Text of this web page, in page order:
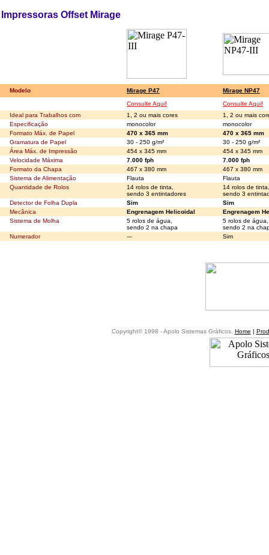
Impressoras Offset Mirage
Modelo Mirage P47
Mirage NP47
Consulte Aqui!
Consulte Aqui!
Ideal para Trabalhos com
1, 2 ou mais cores
1, 2 ou mais
Especificação
monocolor
monocolor
Formato Máx. de Papel
470 x 365 mm
470 x 365 mm
Gramatura de Papel
30 - 250 g/m²
30 - 250 g/m²
Área Máx. de Impressão
454 x 345 mm
454 x 345 mm
Velocidade Máxima
7.000 fph
7.000 fph
Formato da Chapa
467 x 380 mm
467 x 380 mm
Sistema de Alimentação
Flauta
Flauta
Quantidade de Rolos
14 rolos de tinta,
sendo 3 entintadores
14 rolos de tinta,
sendo 3
Detector de Folha Dupla
Sim
Sim
Mecânica
Engrenagem Helicoidal
Engrenagem
Sistema de Molha
5 rolos de água,
sendo 2 na chapa
5 rolos de água,
sendo 2 na
Numerador
--- Sim
Copyright© 1998 - Apolo Sistemas Gráficos. Home |